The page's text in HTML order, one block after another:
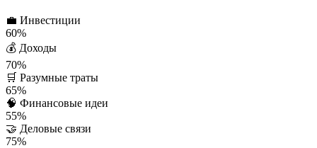
💼 Инвестиции
60%
💰 Доходы
70%
🛒 Разумные траты
65%
🧠 Финансовые идеи
55%
🤝 Деловые связи
75%